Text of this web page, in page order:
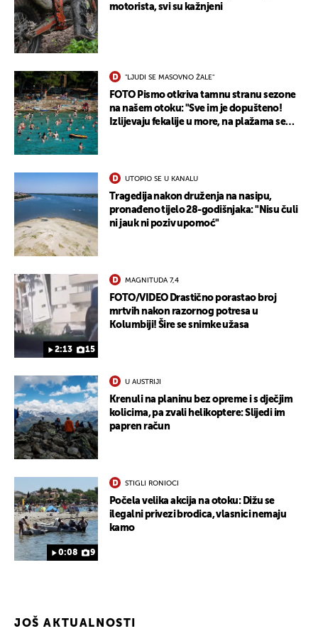
motorista, svi su kažnjeni
"LJUDI SE MASOVNO ŽALE"
FOTO Pismo otkriva tamnu stranu sezone
na našem otoku: "Sve im je dopušteno!
Izlijevaju fekalije u more, na plažama se
UTOPIO SE U KANALU
Tragedija nakon druženja na nasipu,
pronađeno tijelo 28-godišnjaka: "Nisu čuli
ni jauk ni poziv upomoć"
2:13 15
MAGNITUDA 7,4
FOTO/VIDEO Drastično porastao broj
mrtvih nakon razornog potresa u
Kolumbiji! Šire se snimke užasa
U AUSTRIJI
Krenuli na planinu bez opreme i s dječjim
kolicima, pa zvali helikoptere: Slijedi im
papren račun
0:08 9
STIGLI RONIOCI
Počela velika akcija na otoku: Dižu se
ilegalni privezi brodica, vlasnici nemaju
kamo
JOŠ AKTUALNOSTI